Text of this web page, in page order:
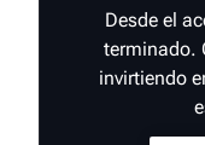
Desde el
terminado.
invirtiendo